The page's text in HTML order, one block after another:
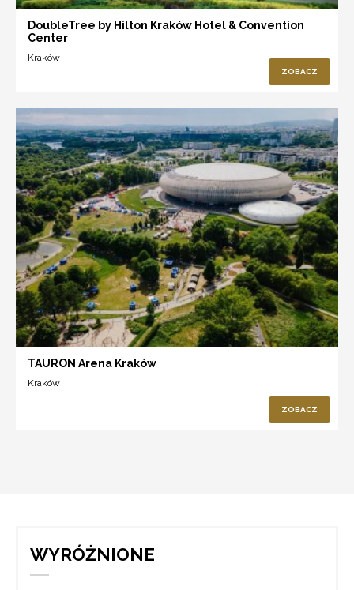
DoubleTree by Hilton Kraków Hotel & Convention
Center
Kraków
ZOBACZ
TAURON Arena Kraków
Kraków
ZOBACZ
WYRÓŻNIONE